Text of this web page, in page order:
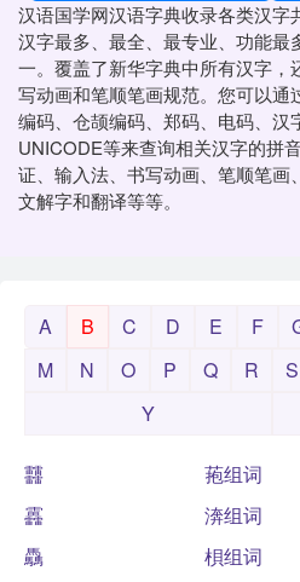
汉语国学网汉语字典收录各类汉字
汉字最多、最全、最专业、功能最
一。覆盖了新华字典中所有汉字，
写动画和笔顺笔画规范。您可以通
编码、仓颉编码、郑码、电码、汉
UNICODE等来查询相关汉字的拼
证、输入法、书写动画、笔顺笔画
文解字和翻译等等。
A B C D E F
M
N O P Q R S
Y
䨻
靐
驫
菢组词
渀组词
梖组词